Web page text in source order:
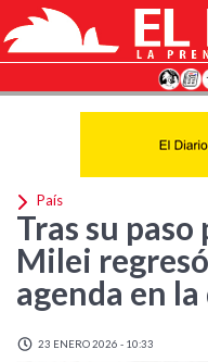
País
Tras su
Milei
agenda en
23 ENERO 2026 - 10:33